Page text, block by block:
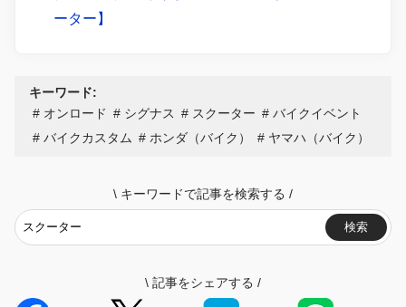
ーター】
キーワード:
オンロード
シグナス スクーター
バイクイベント
バイクカスタム
ホンダ（バイク） ヤマハ（バイク）
\ キーワードで記事を検索する /
検索
\ 記事をシェアする /